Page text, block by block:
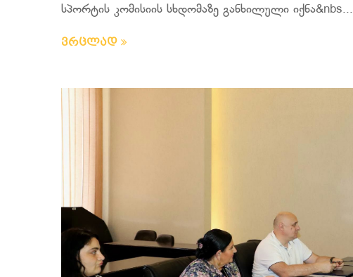
სპორტის კომისიის სხდომაზე განხილული იქნა&nbs...
ვრცლად